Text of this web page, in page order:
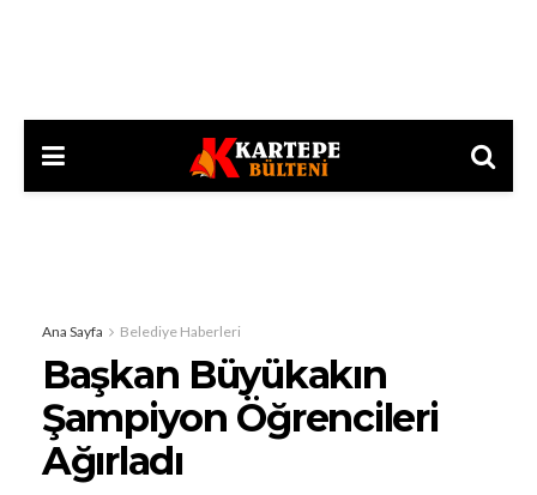
Ana Sayfa Belediye Haberleri
Başkan Büyükakın
Şampiyon Öğrencileri
Ağırladı